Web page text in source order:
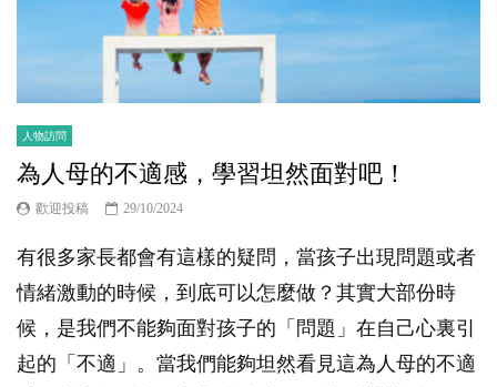
人物訪問
為人母的不適感，學習坦然面對吧！
歡迎投稿 29/10/2024
有很多家長都會有這樣的疑問，當孩子出現問題或者
情緒激動的時候，到底可以怎麼做？其實大部份時
候，是我們不能夠面對孩子的「問題」在自己心裏引
起的「不適」。當我們能夠坦然看見這為人母的不適